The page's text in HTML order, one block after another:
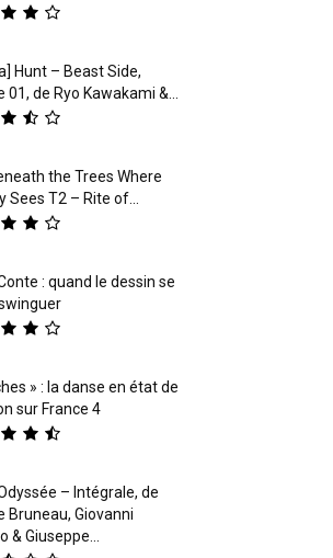
Hunt – Beast Side,
01, de Ryo Kawakami &...
the Trees Where
Sees T2 – Rite of...
: quand le dessin se
» : la danse en état de
sur France 4
– Intégrale, de
Bruneau, Giovanni
& Giuseppe...